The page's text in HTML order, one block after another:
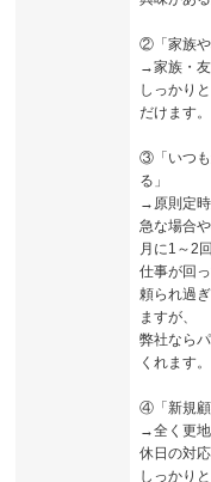
②「家族や
→家族・友
しっかり
だけます。
③「いつも
る」
→原則定
急な場合
月に1～2
仕事が回っ
頼られ過
ますが、
弊社なら
くれます。
④「新規顧
→全く更
休日の対
しっかり